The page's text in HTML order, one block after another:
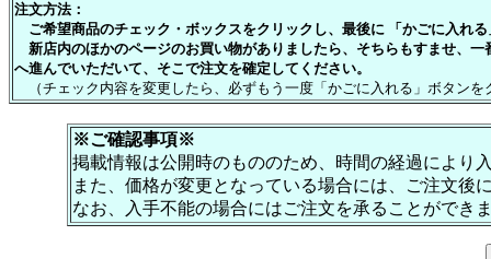
注文方法：
ご希望商品のチェック・ボックスをクリックし、最後に 「かごに入れ
新店内のほかのページのお買い物がありましたら、そちらもすませ、一
へ進んでいただいて、そこで注文を確定してください。
（チェック内容を変更したら、必ずもう一度「かごに入れる」ボタン
※ご確認事項※
掲載情報は公開時のもののため、時間の経過により
また、価格が変更となっている場合には、ご注文後
なお、入手不能の場合にはご注文を承ることができ